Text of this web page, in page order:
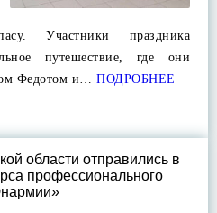
Участники праздника
путешествие, где они
Федотом и… ПОДРОБНЕЕ
области отправились в
профессионального